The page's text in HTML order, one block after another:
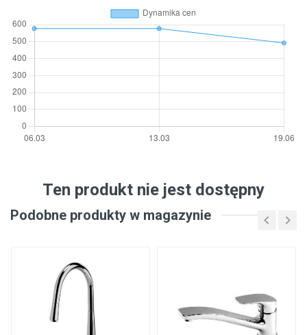
Ten produkt nie jest dostępny
Podobne produkty w magazynie